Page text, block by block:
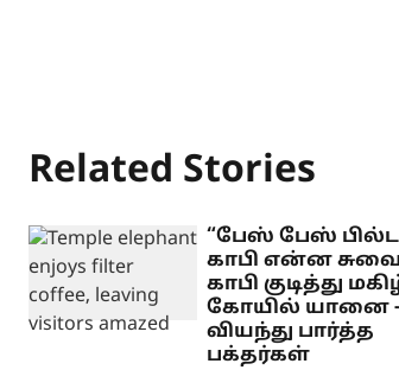
Related Stories
“பேஸ் பேஸ்
காபி என்ன
காபி குடித்து
கோயில் யானை -
வியந்து பார்த்த
பக்தர்கள்